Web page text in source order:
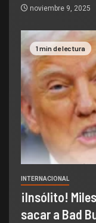
noviembre 9, 2025
1 min de lectura
INTERNACIONAL
¡Insólito!
sacar a Bad